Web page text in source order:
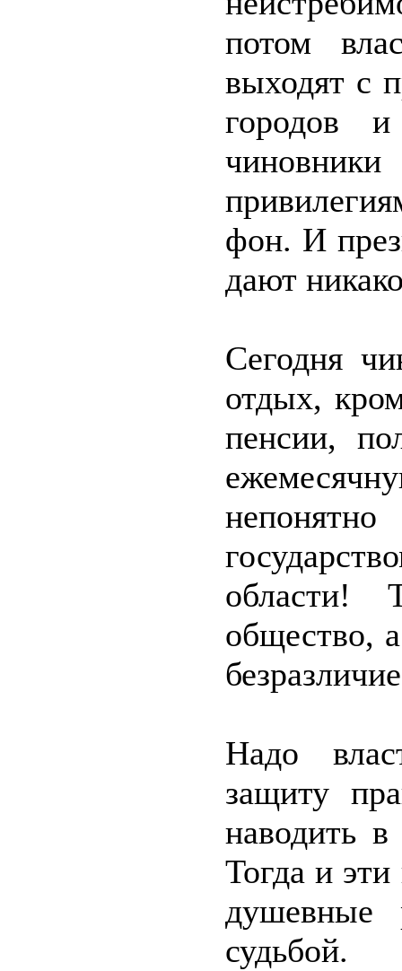
потом
выходят с
городов
фон. И
дают
Сегодня
отдых,
пенсии,
области!
общество,
Надо
защиту
наводить в
Тогда и эти
душевные
судьбой.